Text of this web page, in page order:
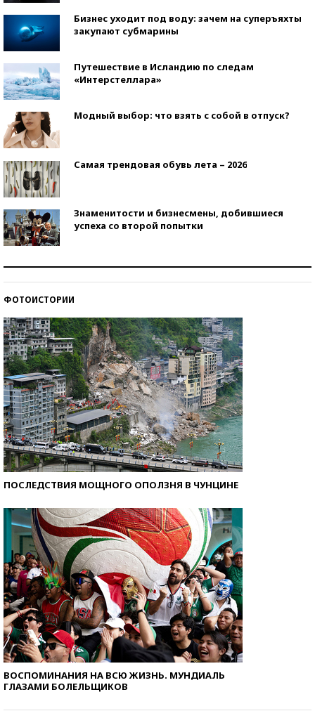
Бизнес уходит под воду: зачем на суперъяхты
закупают субмарины
Путешествие в Исландию по следам
«Интерстеллара»
Модный выбор: что взять с собой в отпуск?
Самая трендовая обувь лета – 2026
Знаменитости и бизнесмены, добившиеся
успеха со второй попытки
ФОТОИСТОРИИ
ПОСЛЕДСТВИЯ МОЩНОГО ОПОЛЗНЯ В ЧУНЦИНЕ
ВОСПОМИНАНИЯ НА ВСЮ ЖИЗНЬ. МУНДИАЛЬ
ГЛАЗАМИ БОЛЕЛЬЩИКОВ